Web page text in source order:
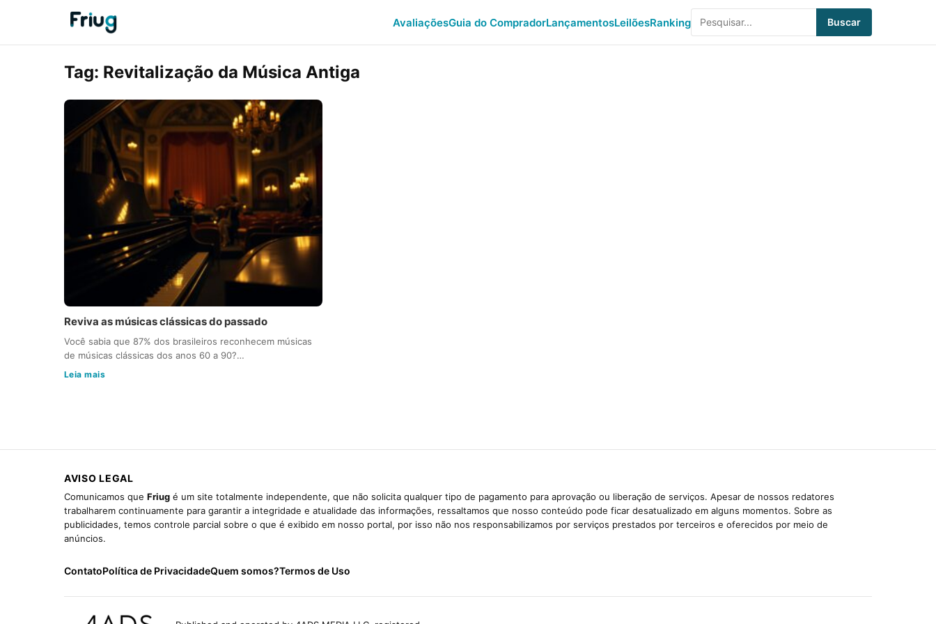
AvaliaçõesGuia do CompradorLançamentosLeilõesRanking Buscar
Tag: Revitalização da Música Antiga
Reviva as músicas clássicas do passado
Você sabia que 87% dos brasileiros reconhecem músicas
de músicas clássicas dos anos 60 a 90?…
Leia mais
AVISO LEGAL
Comunicamos que Friug é um site totalmente independente, que não solicita qualquer tipo de pagamento para aprovação ou liberação de serviços. Apesar de nossos redatores
trabalharem continuamente para garantir a integridade e atualidade das informações, ressaltamos que nosso conteúdo pode ficar desatualizado em alguns momentos. Sobre as
publicidades, temos controle parcial sobre o que é exibido em nosso portal, por isso não nos responsabilizamos por serviços prestados por terceiros e oferecidos por meio de
anúncios.
ContatoPolítica de PrivacidadeQuem somos?Termos de Uso